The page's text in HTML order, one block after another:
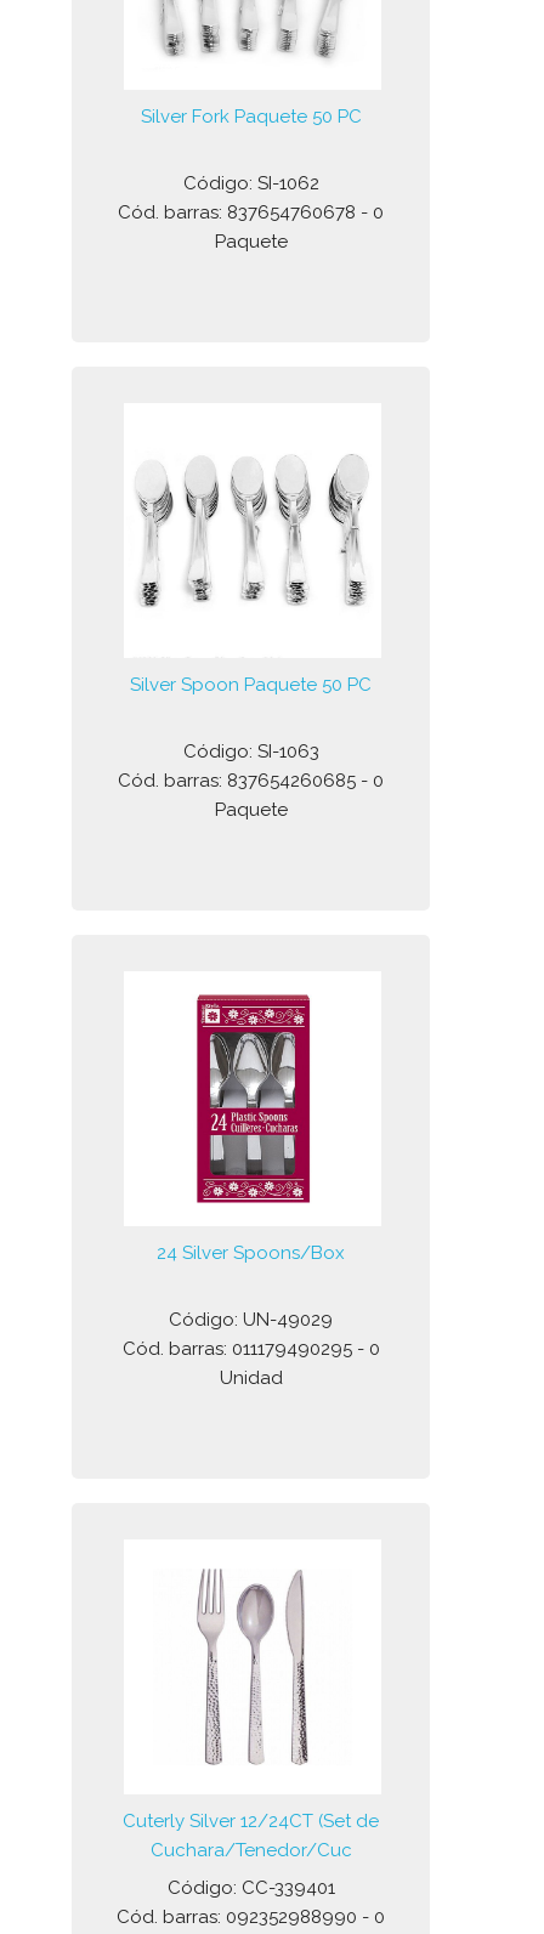
Silver Fork Paquete 50 PC
Código: SI-1062
Cód. barras: 837654760678 - 0
Paquete
Silver Spoon Paquete 50 PC
Código: SI-1063
Cód. barras: 837654260685 - 0
Paquete
24 Silver Spoons/Box
Código: UN-49029
Cód. barras: 011179490295 - 0
Unidad
Cuterly Silver 12/24CT (Set de
Cuchara/Tenedor/Cuc
Código: CC-339401
Cód. barras: 092352988990 - 0